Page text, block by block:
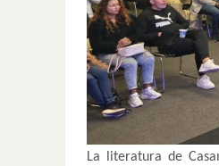
La literatura de